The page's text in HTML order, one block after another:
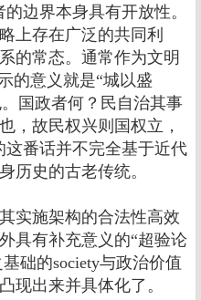
边界本身具有开放性。
上存在广泛的共同利
的常态。通常作为文明
的意义就是“城以盛
国政者何？民自治其事
，故民权兴则国权立，
这番话并不完全基于近代
历史的古老传统。
实施架构的合法性高效
具有补充意义的“超验论
础的society与政治价值
现出来并具体化了。